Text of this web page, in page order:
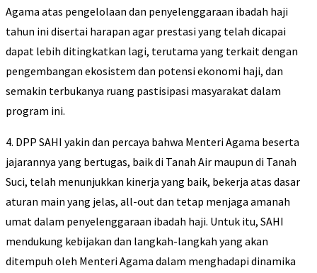
Agama atas pengelolaan dan penyelenggaraan ibadah haji
tahun ini disertai harapan agar prestasi yang telah dicapai
dapat lebih ditingkatkan lagi, terutama yang terkait dengan
pengembangan ekosistem dan potensi ekonomi haji, dan
semakin terbukanya ruang pastisipasi masyarakat dalam
program ini.
4. DPP SAHI yakin dan percaya bahwa Menteri Agama beserta
jajarannya yang bertugas, baik di Tanah Air maupun di Tanah
Suci, telah menunjukkan kinerja yang baik, bekerja atas dasar
aturan main yang jelas, all-out dan tetap menjaga amanah
umat dalam penyelenggaraan ibadah haji. Untuk itu, SAHI
mendukung kebijakan dan langkah-langkah yang akan
ditempuh oleh Menteri Agama dalam menghadapi dinamika